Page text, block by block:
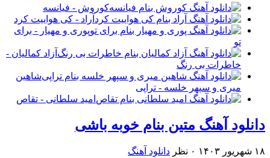
کوروش - فیانسه
آراد - کی هواییت کرد
پوری و مهیار - برای
تو
آزاد کمالیان -
خاطرات بی رنگ
شاهین
میری و سپهر خلسه - تراپی
امید سلطانی - تقاص
دانلود آهنگ متین بنام خوبه باشی
۱۸ شهریور ۱۴۰۳ ۰ نظر دانلود آهنگ